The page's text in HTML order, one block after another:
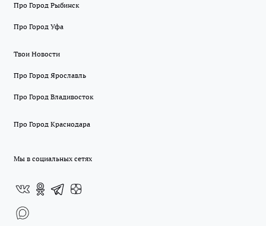
Про Город Рыбинск
Про Город Уфа
Твои Новости
Про Город Ярославль
Про Город Владивосток
Про Город Краснодара
Мы в социальных сетях